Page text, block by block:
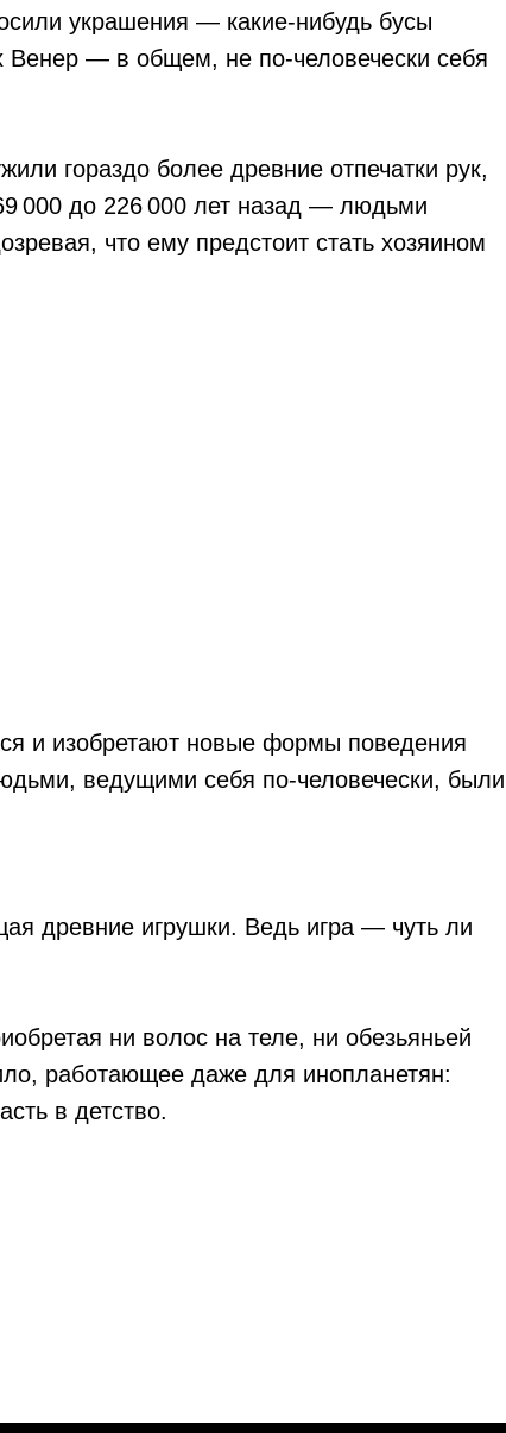
украшения — какие-нибудь бусы
Венер — в общем, не по-человечески себя
гораздо более древние отпечатки рук,
000 до 226 000 лет назад — людьми
что ему предстоит стать хозяином
и изобретают новые формы поведения
ведущими себя по-человечески, были
древние игрушки. Ведь игра — чуть ли
ни волос на теле, ни обезьяньей
работающее даже для инопланетян:
в детство.